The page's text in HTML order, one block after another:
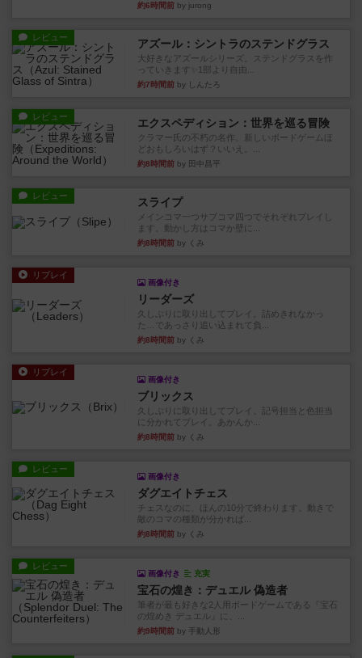
約6時間前 by jurong
レビュー アズール：シントラのステンドグラス
大好きなアズールシリーズ。ステンドグラスを作
っていきます✨1部より自由...
約7時間前 by しんたろ
レビュー エクスペディション：世界を巡る冒険
クラマー氏の不朽の名作。新しいボードゲームほ
どおもしろいはず？いいえ。...
約8時間前 by 田中昌平
レビュー スライプ
メインコマ一つサブコマ四つでそれぞれプレイし
ます。動かし方はコマか壁に...
約8時間前 by くみ
リプレイ
画像付き
リーダーズ
久しぶりに取り出してプレイ。詰めきれなかっ
た…であっさり追い込まれて負...
約8時間前 by くみ
リプレイ
画像付き
ブリックス
久しぶりに取り出してプレイ。記号担当と色担当
に分かれてプレイ。あかんか...
約8時間前 by くみ
レビュー
画像付き
ダグエイトチェス
チェスなのに、ほんの10分で終わります。動きで
敵のコマの種類が分かれば...
約8時間前 by くみ
レビュー
画像付き 充実
宝石の煌き：デュエル 偽造者
筆者が最も好きな2人用ボードゲームである『宝石
の煌めき デュエル』に、...
約9時間前 by 手動人形